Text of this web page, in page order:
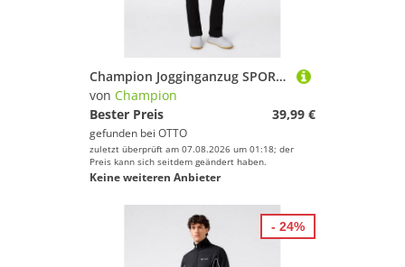
Champion Jogginganzug SPORTWEAR SWEATSUITS Standard Fit (2-tlg), für Kinder, 2-teiliges Set, aus Baumwolle und Polyester, Standard Fit
von Champion
Bester Preis
39,99 €
gefunden bei OTTO
zuletzt überprüft am 07.08.2026 um 01:18; der
Preis kann sich seitdem geändert haben.
Keine weiteren Anbieter
- 24%